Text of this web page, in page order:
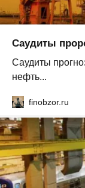
Саудиты
Саудиты
нефть...
finobzor.ru